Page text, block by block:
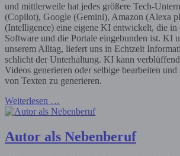
und mittlerweile hat jedes größere Tech-
(Copilot), Google (Gemini), Amazon (Alexa
(Intelligence) eine eigene KI entwickelt, die
Software und die Portale eingebunden ist. KI
unserem Alltag, liefert uns in Echtzeit
schlicht der Unterhaltung. KI kann
Videos generieren oder selbige bearbeiten
von Texten zu generieren.
Weiterlesen …
Autor als Nebenberuf